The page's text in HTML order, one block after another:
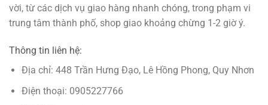
vời, từ các dịch vụ giao hàng nhanh chóng, trong phạm vi
trung tâm thành phố, shop giao khoảng chừng 1-2 giờ ý.
Thông tin liên hệ:
Địa chỉ: 448 Trần Hưng Đạo, Lê Hồng Phong, Quy Nhơn
Điện thoại: 0905227766